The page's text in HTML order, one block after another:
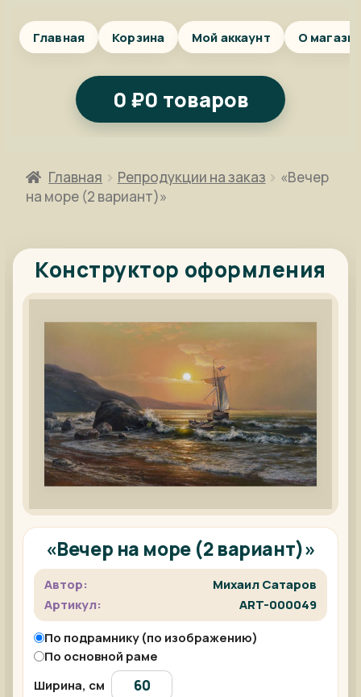
Главная Корзина Мой аккаунт О
0 ₽0 товаров
Главная Репродукции на заказ
«Вечер
на море (2 вариант)»
Конструктор оформления
«Вечер на море (2 вариант)»
Автор:
Михаил Сатаров
Артикул:
ART-000049
По подрамнику (по изображению)
По основной раме
Ширина, см